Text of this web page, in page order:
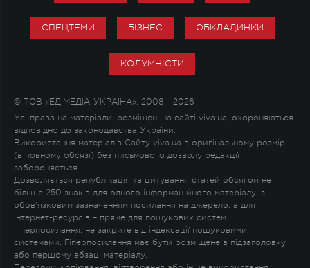
СПЕЦТЕМИ БІЗНЕС ОБКЛАДИНКИ
КОЛУМНІСТИ
© ТОВ «ЕДІМЕДІА-УКРАЇНА», 2008 - 2026
Усі права на матеріали, розміщені на сайті viva.ua, охороняються
відповідно до законодавства України.
Використання матеріалів Сайту viva.ua в оригінальному розмірі
(в повному обсязі) без письмового дозволу редакції
забороняється.
Дозволяється републікація та цитування статей обсягом не
більше 250 знаків для одного інформаційного матеріалу, з
обов'язковим зазначенням посилання на джерело, а для
Інтернет-ресурсів – пряме для пошукових систем
гіперпосилання, не закрите від індексації пошуковими
системами. Гіперпосилання має бути розміщене в підзаголовку
або першому абзаці матеріалу.